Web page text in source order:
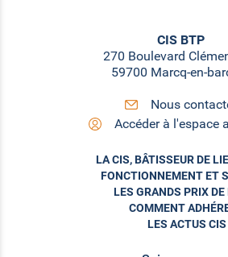
CIS BTP
270 Boulevard
59700 Marcq-en-
Nous
Accéder à l'espace
LA CIS, BÂTISSEUR DE
FONCTIONNEMENT ET
LES GRANDS PRIX DE
COMMENT
LES ACTUS CIS